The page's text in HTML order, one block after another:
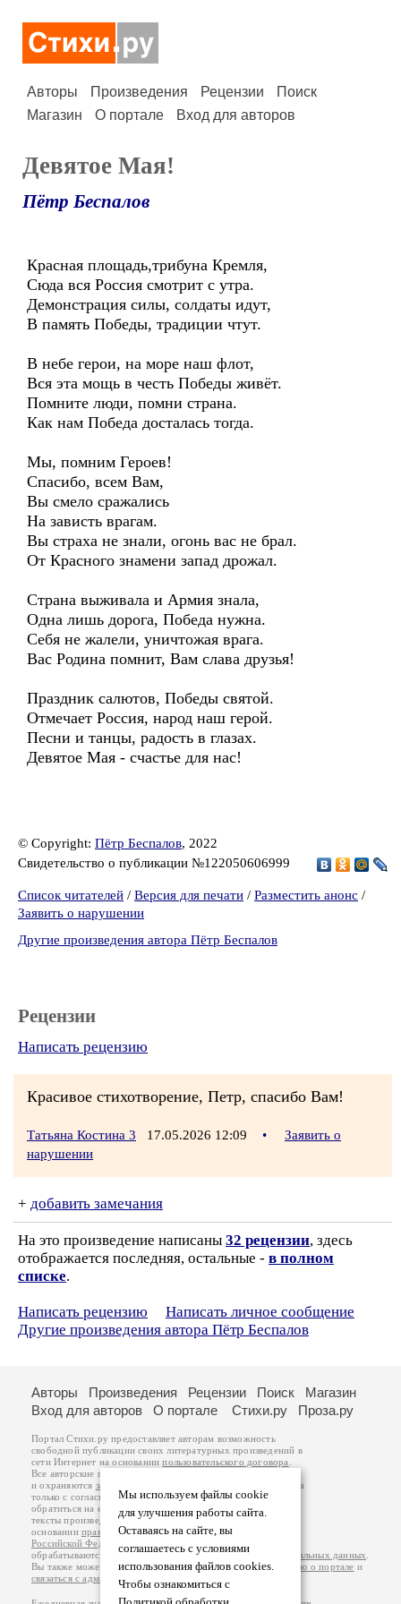
Авторы Произведения Рецензии
Поиск
Магазин
О портале Вход для авторов
Девятое Мая!
Пётр Беспалов
Красная площадь,трибуна Кремля,
Сюда вся Россия смотрит с утра.
Демонстрация силы, солдаты идут,
В память Победы, традиции чтут.
В небе герои, на море наш флот,
Вся эта мощь в честь Победы живёт.
Помните люди, помни страна.
Как нам Победа досталась тогда.
Мы, помним Героев!
Спасибо, всем Вам,
Вы смело сражались
На зависть врагам.
Вы страха не знали, огонь вас не брал.
От Красного знамени запад дрожал.
Страна выживала и Армия знала,
Одна лишь дорога, Победа нужна.
Себя не жалели, уничтожая врага.
Вас Родина помнит, Вам слава друзья!
Праздник салютов, Победы святой.
Отмечает Россия, народ наш герой.
Песни и танцы, радость в глазах.
Девятое Мая - счастье для нас!
© Copyright: Пётр Беспалов, 2022
Свидетельство о публикации №122050606999
Список читателей / Версия для печати / Разместить анонс /
Заявить о нарушении
Другие произведения автора Пётр Беспалов
Рецензии
Написать рецензию
Красивое стихотворение, Петр, спасибо Вам!
Татьяна Костина 3 17.05.2026 12:09 •
Заявить о
нарушении
+ добавить замечания
На это произведение написаны 32 рецензии, здесь
отображается последняя, остальные - в полном
списке.
Написать рецензию
Написать личное сообщение
Другие произведения автора Пётр Беспалов
Мы используем файлы cookie
для улучшения работы сайта.
Оставаясь на сайте, вы
соглашаетесь с условиями
использования файлов cookies.
Чтобы ознакомиться с
Авторы Произведения Рецензии Поиск
Магазин
Вход для авторов
О портале Стихи.ру Проза.ру
Портал Стихи.ру предоставляет авторам возможность
свободной публикации своих литературных произведений в
сети Интернет на основаниипользовательского договора
Все авторские права на произведения принадлежат авторам
и охраняются законом
. Перепечатка произведений возможна
только с согласия его автора, к которому вы можете
обратиться на его авторской странице. Ответственность за
тексты произведений авторы несут самостоятельно на
основанииправил публикацииизаконодательства
Российской Федерации
обрабатываются на основанииПолитики обработки персональных данных
Вы также можете посмотреть более подробнуюинформацию о портале и
связаться с администрацией